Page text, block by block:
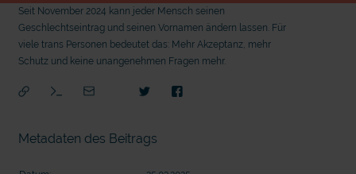
Seit November 2024 kann jeder Mensch seinen
Geschlechtseintrag und seinen Vornamen ändern lassen. Für
viele trans Personen bedeutet das: Mehr Akzeptanz, mehr
Schutz und keine unangenehmen Fragen mehr.
Metadaten des Beitrags